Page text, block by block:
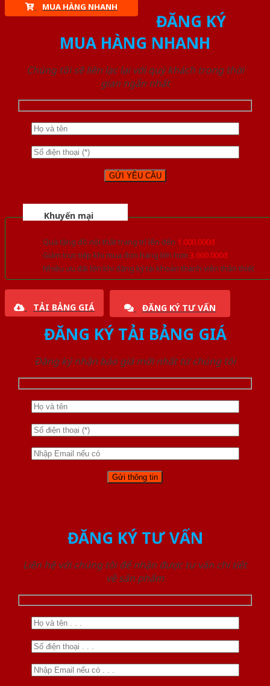
MUA HÀNG NHANH
ĐĂNG KÝ
MUA HÀNG NHANH
Chúng tôi sẽ liên lạc lại với quý khách trong thời
gian ngắn nhất
Khuyến mại
Quà tặng đồ nội thất trang trí lên đến 1.000.000đ
Giảm trực tiếp khi mua đơn hàng lớn hơn 3.000.000đ
Nhiều ưu đãi lớn khi đăng ký tài khoản thành viên thân thiết
TẢI BẢNG GIÁ ĐĂNG KÝ TƯ VẤN
ĐĂNG KÝ TẢI BẢNG GIÁ
Đăng ký nhận báo giá mới nhất từ chúng tôi
ĐĂNG KÝ TƯ VẤN
Liên hệ với chúng tôi để nhận được tư vấn chi tiết
về sản phẩm